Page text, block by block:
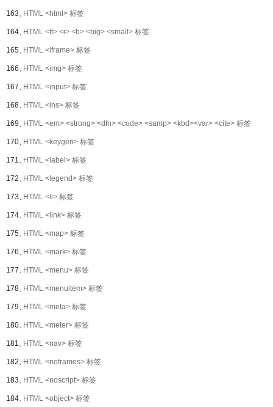
163、HTML <html> 标签
164、HTML <tt> <i> <b> <big> <small> 标签
165、HTML <iframe> 标签
166、HTML <img> 标签
167、HTML <input> 标签
168、HTML <ins> 标签
169、HTML <em> <strong> <dfn> <code> <samp> <kbd><var> <cite> 标签
170、HTML <keygen> 标签
171、HTML <label> 标签
172、HTML <legend> 标签
173、HTML <li> 标签
174、HTML <link> 标签
175、HTML <map> 标签
176、HTML <mark> 标签
177、HTML <menu> 标签
178、HTML <menuitem> 标签
179、HTML <meta> 标签
180、HTML <meter> 标签
181、HTML <nav> 标签
182、HTML <noframes> 标签
183、HTML <noscript> 标签
184、HTML <object> 标签